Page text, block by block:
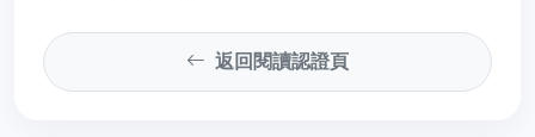
返回閱讀認證頁